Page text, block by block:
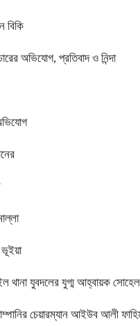
বিকি
অভিযোগ, প্রতিবাদ ও নিন্দা
থানা যুবদলের যুগ্ম আহ্বায়ক
চেয়ারম্যান আইউব আলী